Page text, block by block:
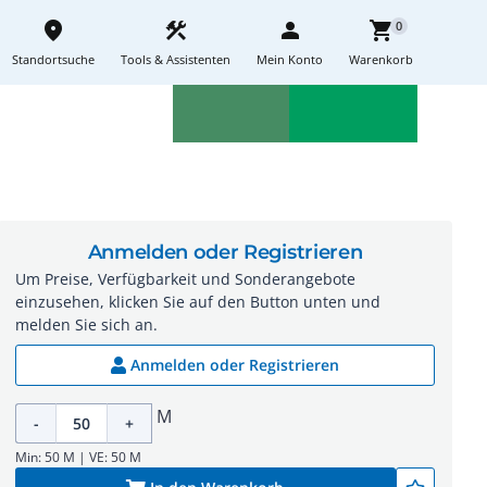
place
Standortsuche
construction
Tools & Assistenten
person
Mein Konto
shopping_cart0
Warenkorb
Anmelden oder Registrieren
Um Preise, Verfügbarkeit und Sonderangebote
einzusehen, klicken Sie auf den Button unten und
melden Sie sich an.
Anmelden oder Registrieren
- + M
Min: 50 M | VE: 50 M